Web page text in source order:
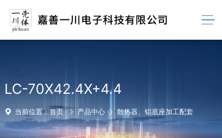
LC-70X42.4X+4.4
当前位置：首页 产品中心 散热器、铝底座加工配套